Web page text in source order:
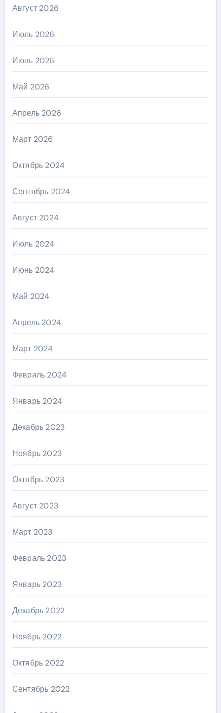
Август 2026
Июль 2026
Июнь 2026
Май 2026
Апрель 2026
Март 2026
Октябрь 2024
Сентябрь 2024
Август 2024
Июль 2024
Июнь 2024
Май 2024
Апрель 2024
Март 2024
Февраль 2024
Январь 2024
Декабрь 2023
Ноябрь 2023
Октябрь 2023
Август 2023
Март 2023
Февраль 2023
Январь 2023
Декабрь 2022
Ноябрь 2022
Октябрь 2022
Сентябрь 2022